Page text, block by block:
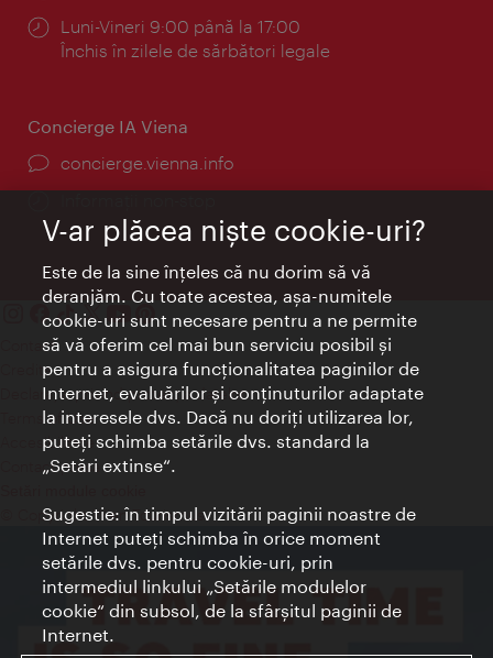
Program:
Luni-Vineri 9:00 până la 17:00
Închis în zilele de sărbători legale
Concierge IA Viena
concierge.vienna.info
Contact
Credits
Declaraţie privind protecţia datelor
Terms of Use
Accesibilitate
Contact presa
© Copyright Wien Tourismus
V-ar plăcea nişte cookie-uri?
Este de la sine înţeles că nu dorim să vă
deranjăm. Cu toate acestea, aşa-numitele
cookie-uri sunt necesare pentru a ne permite
să vă oferim cel mai bun serviciu posibil şi
pentru a asigura funcţionalitatea paginilor de
Internet, evaluărilor şi conţinuturilor adaptate
la interesele dvs. Dacă nu doriţi utilizarea lor,
puteţi schimba setările dvs. standard la
„Setări extinse“.
Sugestie: în timpul vizitării paginii noastre de
Internet puteţi schimba în orice moment
setările dvs. pentru cookie-uri, prin
intermediul linkului „Setările modulelor
cookie“ din subsol, de la sfârşitul paginii de
Internet.